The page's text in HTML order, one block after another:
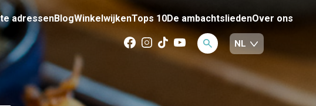
adressenBlogWinkelwijkenTops 10De ambachtsliedenOver ons